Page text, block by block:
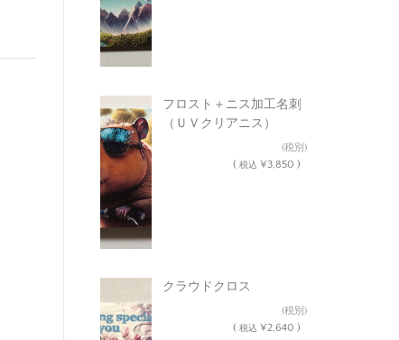
フロスト＋ニス加工名刺
（ＵＶクリアニス）
(税別)
( 税込 ¥3,850 )
クラウドクロス
(税別)
( 税込 ¥2,640 )